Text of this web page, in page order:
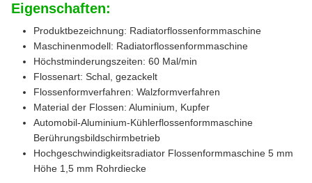
Eigenschaften:
Produktbezeichnung: Radiatorflossenformmaschine
Maschinenmodell: Radiatorflossenformmaschine
Höchstminderungszeiten: 60 Mal/min
Flossenart: Schal, gezackelt
Flossenformverfahren: Walzformverfahren
Material der Flossen: Aluminium, Kupfer
Automobil-Aluminium-Kühlerflossenformmaschine
Berührungsbildschirmbetrieb
Hochgeschwindigkeitsradiator Flossenformmaschine 5 mm
Höhe 1,5 mm Rohrdiecke